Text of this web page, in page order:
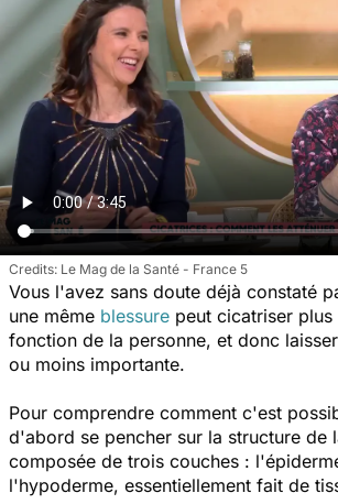
Le Mag de la Santé - France 5
Vous l'avez sans doute déjà constaté
une même blessure peut cicatriser
fonction de la personne, et donc
ou moins importante.
Pour comprendre comment c'est
d'abord se pencher sur la structure de
composée de trois couches :
l'hypoderme, essentiellement fait de